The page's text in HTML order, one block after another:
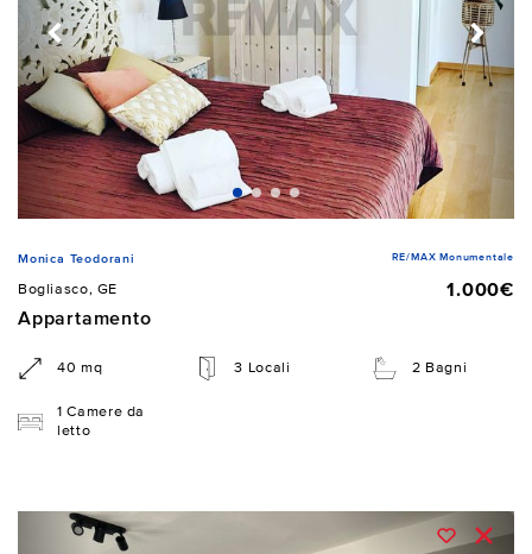
Monica Teodorani RE/MAX Monumentale
Bogliasco, GE
1.000€
Appartamento
40 mq 3 Locali 2 Bagni
1 Camere da
letto